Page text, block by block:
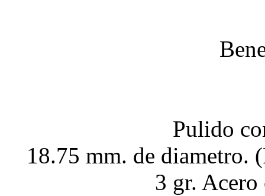
Pulido
18.75 mm. de diametro.
3 gr. Acero